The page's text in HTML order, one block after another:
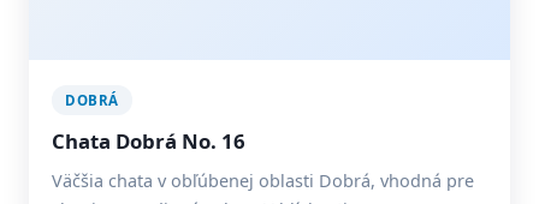
DOBRÁ
Chata Dobrá No. 16
Väčšia chata v obľúbenej oblasti Dobrá, vhodná pre